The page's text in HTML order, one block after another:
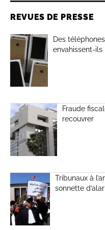
REVUES DE PRESSE
Des
envahissent-ils
Fraude
recouvrer
Tribunaux à
sonnette